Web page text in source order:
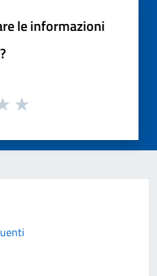
le informazioni